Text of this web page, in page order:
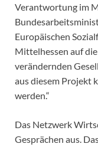
Verantwortung im
Europäischen
Mittelhessen auf
verändernden
aus diesem Projekt
werden.“
Das Netzwerk
Gesprächen aus.